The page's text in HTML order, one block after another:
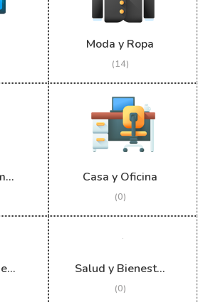
Moda y Ropa
(14)
Belleza y Cosmética Casa y Oficina
(0)
Comida y Comestibles Salud y Bienestar
(0)